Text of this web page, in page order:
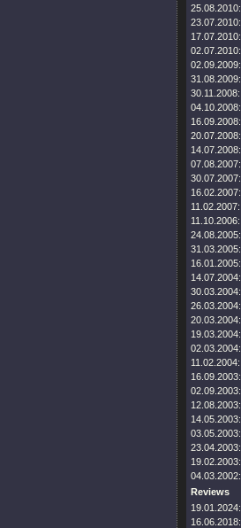
25.08.2010:
23.07.2010:
17.07.2010:
02.07.2010:
02.09.2009:
31.08.2009:
30.11.2008:
04.10.2008:
16.09.2008:
20.07.2008:
14.07.2008:
07.08.2007:
30.07.2007:
16.02.2007:
11.02.2007:
11.10.2006:
24.08.2005:
31.03.2005:
16.01.2005:
14.07.2004:
30.03.2004:
26.03.2004:
20.03.2004:
19.03.2004:
02.03.2004:
11.02.2004:
16.09.2003:
02.09.2003:
12.08.2003:
14.05.2003:
03.05.2003:
23.04.2003:
19.02.2003:
04.03.2002:
Reviews
19.01.2024:
16.06.2018: